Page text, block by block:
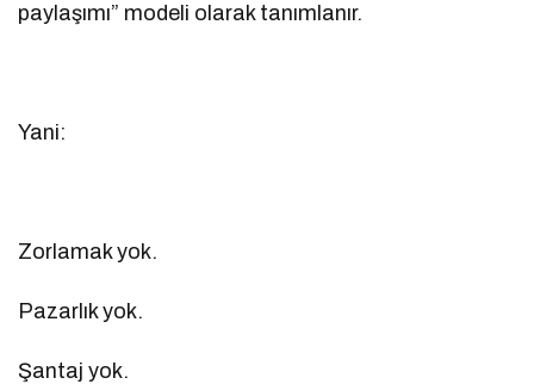
paylaşımı” modeli olarak tanımlanır.
Yani:
Zorlamak yok.
Pazarlık yok.
Şantaj yok.